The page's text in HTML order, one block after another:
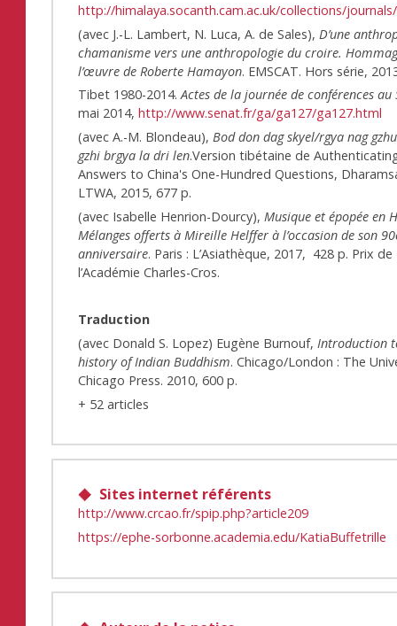
http://himalaya.socanth.cam.ac.uk/collections/
(avec J.-L. Lambert, N. Luca, A. de Sales), D’une
chamanisme vers une anthropologie du croire.
l’œuvre de Roberte Hamayon. EMSCAT. Hors série,
Tibet 1980-2014.Actes de la journée de conférences au
mai 2014,http://www.senat.fr/ga/ga127/ga127.html
(avec A.-M. Blondeau),Bod don dag skyel/rgya nag
gzhi brgya la dri len.Version tibétaine de
Answers to China's One-Hundred Questions,
LTWA, 2015, 677 p.
(avec Isabelle Henrion-Dourcy), Musique et épopée en
Mélanges offerts à Mireille Helffer à l’occasion de son
anniversaire. Paris : L’Asiathèque, 2017, 428 p. Prix de
l’Académie Charles-Cros.
Traduction
(avec Donald S. Lopez) Eugène Burnouf,Introduction
history of Indian Buddhism. Chicago/London : The
Chicago Press. 2010, 600 p.
+ 52 articles
Sites internet référents
http://www.crcao.fr/spip.php?article209
https://ephe-sorbonne.academia.edu/KatiaBuffetrille